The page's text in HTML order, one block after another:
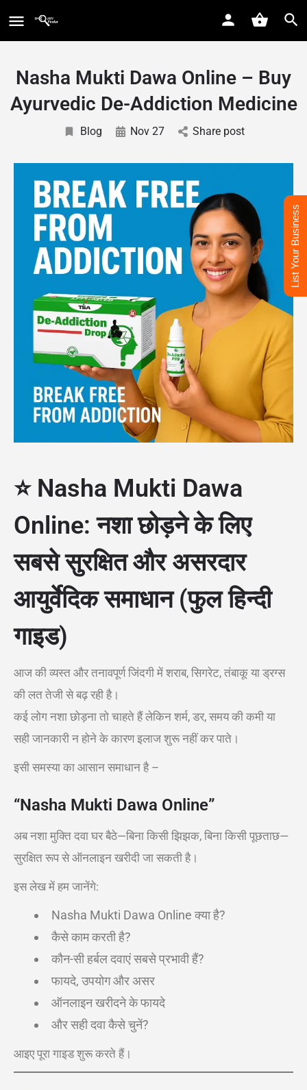
Nasha Mukti Dawa Online – Buy
Ayurvedic De-Addiction Medicine
Blog Nov 27 Share post
⭐ Nasha Mukti Dawa
Online: नशा छोड़ने के लिए
सबसे सुरक्षित और असरदार
आयुर्वेदिक समाधान (फुल हिन्दी
गाइड)
आज की व्यस्त और तनावपूर्ण जिंदगी में शराब, सिगरेट, तंबाकू या ड्रग्स
की लत तेजी से बढ़ रही है।
कई लोग नशा छोड़ना तो चाहते हैं लेकिन शर्म, डर, समय की कमी या
सही जानकारी न होने के कारण इलाज शुरू नहीं कर पाते।
इसी समस्या का आसान समाधान है –
“Nasha Mukti Dawa Online”
अब नशा मुक्ति दवा घर बैठे—बिना किसी झिझक, बिना किसी पूछताछ—
सुरक्षित रूप से ऑनलाइन खरीदी जा सकती है।
इस लेख में हम जानेंगे:
Nasha Mukti Dawa Online क्या है?
कैसे काम करती है?
कौन-सी हर्बल दवाएं सबसे प्रभावी हैं?
फायदे, उपयोग और असर
ऑनलाइन खरीदने के फायदे
और सही दवा कैसे चुनें?
आइए पूरा गाइड शुरू करते हैं।
List Your Business